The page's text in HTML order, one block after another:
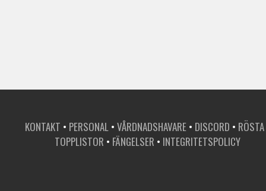
KONTAKT • PERSONAL • VÅRDNADSHAVARE • DISCORD • RÖSTA
TOPPLISTOR • FÄNGELSER • INTEGRITETSPOLICY